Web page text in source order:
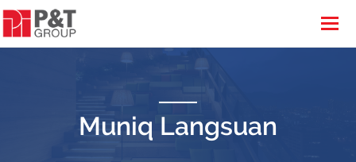
Muniq Langsuan